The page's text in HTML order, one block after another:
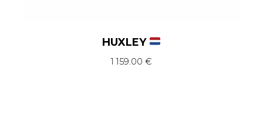
HUXLEY
1 159.00 €